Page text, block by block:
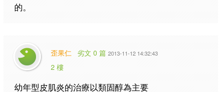
的。
歪果仁 劣文 0 篇 2013-11-12 14:32:43
2 樓
幼年型皮肌炎的治療以類固醇為主要